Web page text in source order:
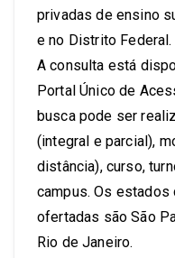
privadas de ensino
e no Distrito Federal.
A consulta está
Portal Único de
busca pode ser
(integral e parcial),
distância), curso,
campus. Os estados
ofertadas são São
Rio de Janeiro.